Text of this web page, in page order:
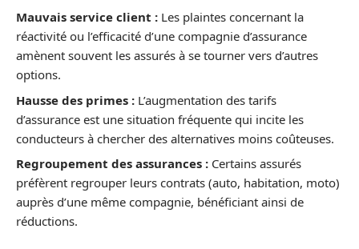
Mauvais service client : Les plaintes concernant la
réactivité ou l’efficacité d’une compagnie d’assurance
amènent souvent les assurés à se tourner vers d’autres
options.
Hausse des primes : L’augmentation des tarifs
d’assurance est une situation fréquente qui incite les
conducteurs à chercher des alternatives moins coûteuses.
Regroupement des assurances : Certains assurés
préfèrent regrouper leurs contrats (auto, habitation, moto)
auprès d’une même compagnie, bénéficiant ainsi de
réductions.